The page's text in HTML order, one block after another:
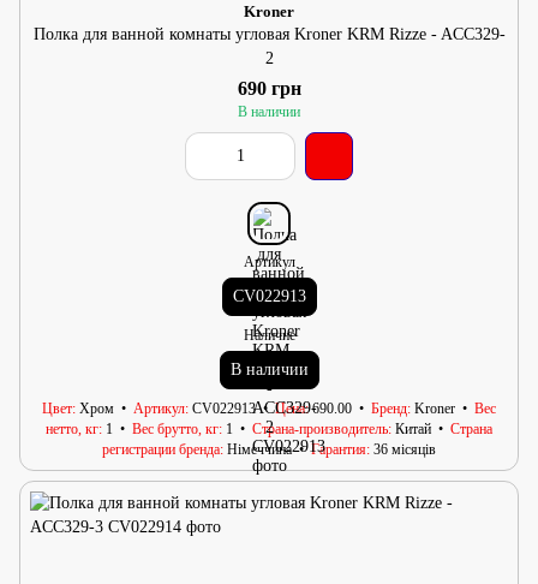
Kroner
Полка для ванной комнаты угловая Kroner KRM Rizze - ACC329-
2
690 грн
В наличии
Артикул
CV022913
Наличие
В наличии
Цвет Хром Артикул CV022913 Цена 690.00 Бренд Kroner
Вес
нетто, кг 1 Вес брутто, кг 1 Страна-производитель Китай
Страна
регистрации бренда Німеччина Гарантия 36 місяців